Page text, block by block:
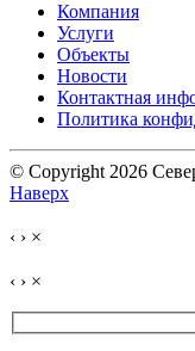
Компания
Услуги
Объекты
Новости
Контактная
Политика
© Copyright 2026
Наверх
‹ › ×
‹ › ×